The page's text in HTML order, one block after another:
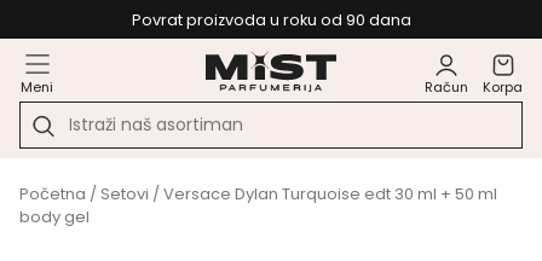
Povrat proizvoda u roku od 90 dana
Meni Račun Korpa
Početna / Setovi / Versace Dylan Turquoise edt 30 ml + 50 ml
body gel